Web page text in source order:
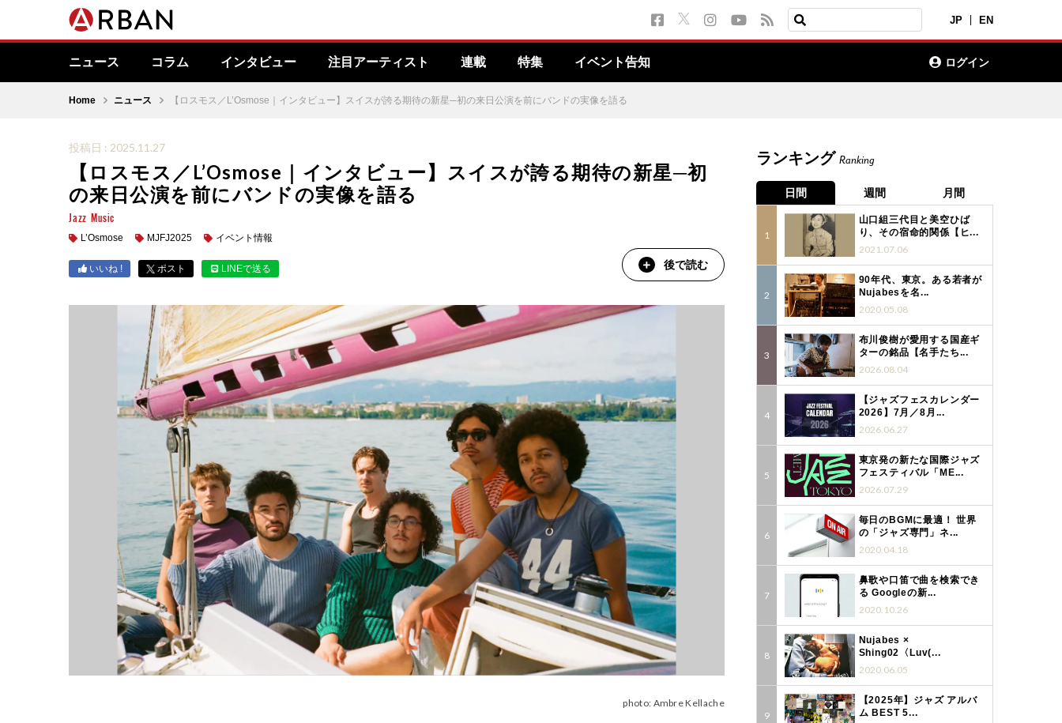
JP EN
ニュース コラム インタビュー 注目アーティスト 連載 特集 イベント告知 ログイン
Home ニュース 【ロスモス／L’Osmose｜インタビュー】スイスが誇る期待の新星─初の来日公演を前にバンドの実像を語る
投稿日 : 2025.11.27
【ロスモス／L’Osmose｜インタビュー】スイスが誇る期待の新星─初
の来日公演を前にバンドの実像を語る
Jazz Music
L’Osmose MJFJ2025 イベント情報
いいね ! ポスト LINEで送る 後で読む
photo: Ambre Kellache
ランキング Ranking
日間 週間 月間
山口組三代目と美空ひば
り、その宿命的関係【ヒ...
2021.07.06
90年代、東京。ある若者が
Nujabesを名...
2020.05.08
布川俊樹が愛用する国産ギ
ターの銘品【名手たち...
2026.08.04
【ジャズフェスカレンダー
2026】7月／8月...
2026.06.27
東京発の新たな国際ジャズ
フェスティバル「ME...
2026.07.29
毎日のBGMに最適！ 世界
の「ジャズ専門」ネ...
2020.04.18
鼻歌や口笛で曲を検索でき
る Googleの新...
2020.10.26
Nujabes ×
Shing02〈Luv(...
2020.06.05
【2025年】ジャズ アルバ
ム BEST 5...